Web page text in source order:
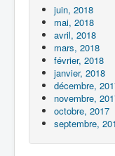
juin, 2018
mai, 2018
avril, 2018
mars, 2018
février, 2018
janvier, 2018
décembre,
novembre,
octobre, 2017
septembre,